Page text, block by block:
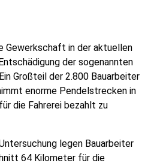
Gewerkschaft in der aktuellen
der sogenannten
Großteil der 2.800 Bauarbeiter
enorme Pendelstrecken in
die Fahrerei bezahlt zu
legen Bauarbeiter
64 Kilometer für die